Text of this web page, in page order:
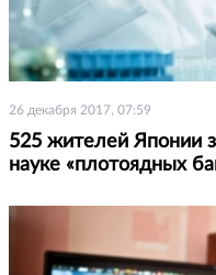
26 декабря 2017, 07:59
525 жителей Японии
науке «плотоядных